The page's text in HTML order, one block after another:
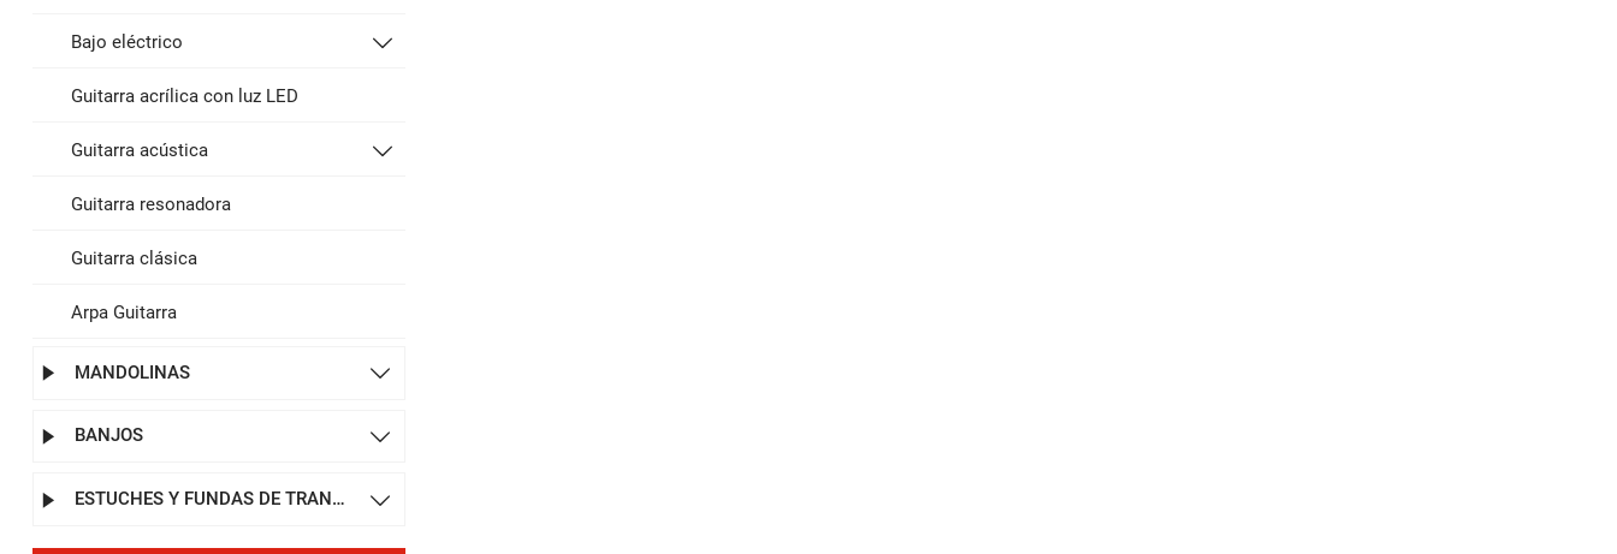
Bajo eléctrico 
Guitarra acrílica con luz LED
Guitarra acústica 
Guitarra resonadora
Guitarra clásica
Arpa Guitarra
 MANDOLINAS 
 BANJOS 
 ESTUCHES Y FUNDAS DE TRANSPORTE 